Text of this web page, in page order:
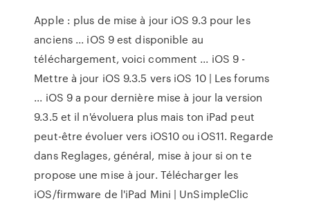
Apple : plus de mise à jour iOS 9.3 pour les
anciens ... iOS 9 est disponible au
téléchargement, voici comment ... iOS 9 -
Mettre à jour iOS 9.3.5 vers iOS 10 | Les forums
... iOS 9 a pour dernière mise à jour la version
9.3.5 et il n'évoluera plus mais ton iPad peut
peut-être évoluer vers iOS10 ou iOS11. Regarde
dans Reglages, général, mise à jour si on te
propose une mise à jour. Télécharger les
iOS/firmware de l'iPad Mini | UnSimpleClic